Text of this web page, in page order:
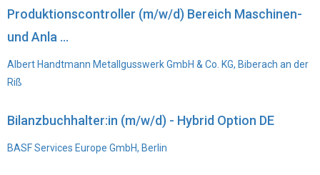
Produktionscontroller (m/w/d) Bereich Maschinen-
und Anla ...
Albert Handtmann Metallgusswerk GmbH & Co. KG, Biberach an der
Riß
Bilanzbuchhalter:in (m/w/d) - Hybrid Option DE
BASF Services Europe GmbH, Berlin